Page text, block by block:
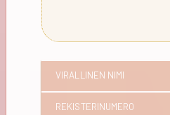
VIRALLINEN NIMI
REKISTERINUMERO